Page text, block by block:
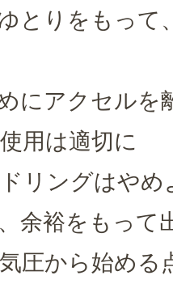
とりをもって
にアクセルを
用は適切に
リングはやめ
余裕をもって
圧から始める